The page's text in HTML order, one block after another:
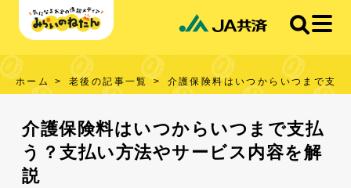
ホーム 老後の記事一覧 介護保険料はいつからいつまで支
介護保険料はいつからいつまで支払
う？支払い方法やサービス内容を解
説